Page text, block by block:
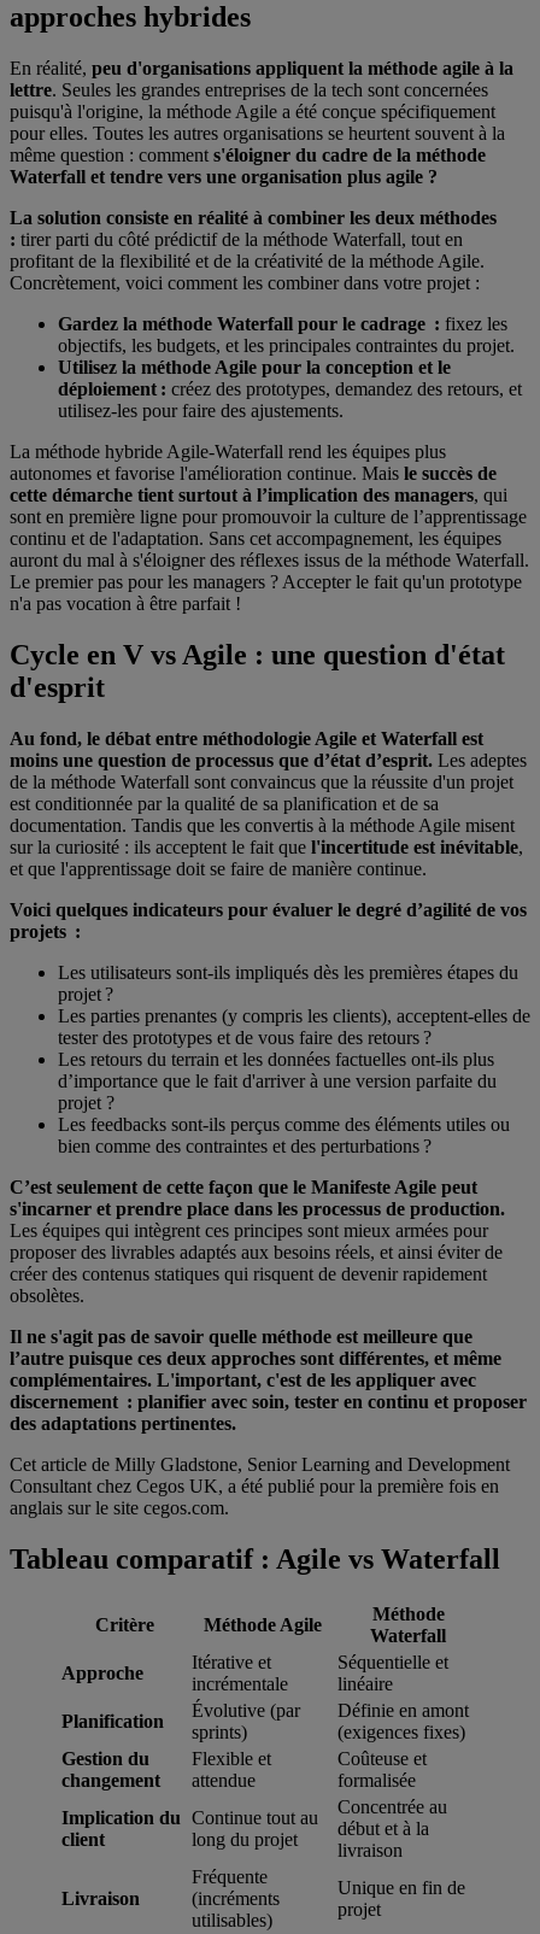
approches hybrides
En réalité, peu d'organisations appliquent la méthode agile à la
lettre. Seules les grandes entreprises de la tech sont concernées
puisqu'à l'origine, la méthode Agile a été conçue spécifiquement
pour elles. Toutes les autres organisations se heurtent souvent à la
même question : comment s'éloigner du cadre de la méthode
Waterfall et tendre vers une organisation plus agile ?
La solution consiste en réalité à combiner les deux méthodes
: tirer parti du côté prédictif de la méthode Waterfall, tout en
profitant de la flexibilité et de la créativité de la méthode Agile.
Concrètement, voici comment les combiner dans votre projet :
Gardez la méthode Waterfall pour le cadrage : fixez les
objectifs, les budgets, et les principales contraintes du projet.
Utilisez la méthode Agile pour la conception et le
déploiement : créez des prototypes, demandez des retours, et
utilisez-les pour faire des ajustements.
La méthode hybride Agile-Waterfall rend les équipes plus
autonomes et favorise l'amélioration continue. Mais le succès de
cette démarche tient surtout à l’implication des managers, qui
sont en première ligne pour promouvoir la culture de l’apprentissage
continu et de l'adaptation. Sans cet accompagnement, les équipes
auront du mal à s'éloigner des réflexes issus de la méthode Waterfall.
Le premier pas pour les managers ? Accepter le fait qu'un prototype
n'a pas vocation à être parfait !
Cycle en V vs Agile : une question d'état
d'esprit
Au fond, le débat entre méthodologie Agile et Waterfall est
moins une question de processus que d’état d’esprit. Les adeptes
de la méthode Waterfall sont convaincus que la réussite d'un projet
est conditionnée par la qualité de sa planification et de sa
documentation. Tandis que les convertis à la méthode Agile misent
sur la curiosité : ils acceptent le fait que l'incertitude est inévitable,
et que l'apprentissage doit se faire de manière continue.
Voici quelques indicateurs pour évaluer le degré d’agilité de vos
projets :
Les utilisateurs sont-ils impliqués dès les premières étapes du
projet ?
Les parties prenantes (y compris les clients), acceptent-elles de
tester des prototypes et de vous faire des retours ?
Les retours du terrain et les données factuelles ont-ils plus
d’importance que le fait d'arriver à une version parfaite du
projet ?
Les feedbacks sont-ils perçus comme des éléments utiles ou
bien comme des contraintes et des perturbations ?
C’est seulement de cette façon que le Manifeste Agile peut
s'incarner et prendre place dans les processus de production.
Les équipes qui intègrent ces principes sont mieux armées pour
proposer des livrables adaptés aux besoins réels, et ainsi éviter de
créer des contenus statiques qui risquent de devenir rapidement
obsolètes.
Il ne s'agit pas de savoir quelle méthode est meilleure que
l’autre puisque ces deux approches sont différentes, et même
complémentaires. L'important, c'est de les appliquer avec
discernement : planifier avec soin, tester en continu et proposer
des adaptations pertinentes.
Cet article de Milly Gladstone, Senior Learning and Development
Consultant chez Cegos UK, a été publié pour la première fois en
anglais sur le site cegos.com.
Tableau comparatif : Agile vs Waterfall
Critère Méthode Agile
Méthode
Waterfall
Approche
Itérative et
incrémentale
Séquentielle et
linéaire
Planification
Évolutive (par
sprints)
Définie en amont
(exigences fixes)
Gestion du
changement
Flexible et
attendue
Coûteuse et
formalisée
Implication du
client
Continue tout au
long du projet
Concentrée au
début et à la
livraison
Livraison
Fréquente
(incréments
utilisables)
Unique en fin de
projet